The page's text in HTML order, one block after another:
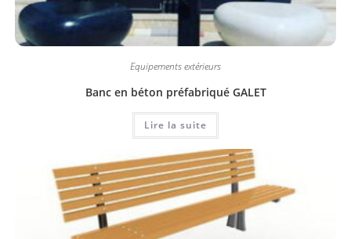
Equipements extérieurs
Banc en béton préfabriqué GALET
Lire la suite